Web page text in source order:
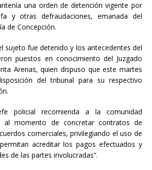
una orden de detención vigente por
y otras defraudaciones, emanada del
de Concepción.
sujeto fue detenido y los antecedentes del
puestos en conocimiento del Juzgado
Arenas, quien dispuso que este martes
del tribunal para su respectivo
policial recomienda a la comunidad
al momento de concretar contratos de
comerciales, privilegiando el uso de
acreditar los pagos efectuados y
de las partes involucradas”.